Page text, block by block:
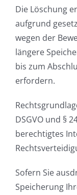
Die Löschung
aufgrund
wegen der
längere
bis zum
erfordern.
DSGVO und §
berechtigtes
Sofern Sie
Speicherung